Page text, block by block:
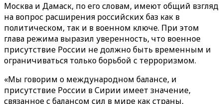
Москва и Дамаск, по его словам, имеют общий взгляд
на вопрос расширения российских баз как в
политическом, так и в военном ключе. При этом
глава режима выразил уверенность, что военное
присутствие России не должно быть временным и
ограничиваться только борьбой с терроризмом.
«‎Мы говорим о международном балансе, и
присутствие России в Сирии имеет значение,
связанное с балансом сил в мире как страны,